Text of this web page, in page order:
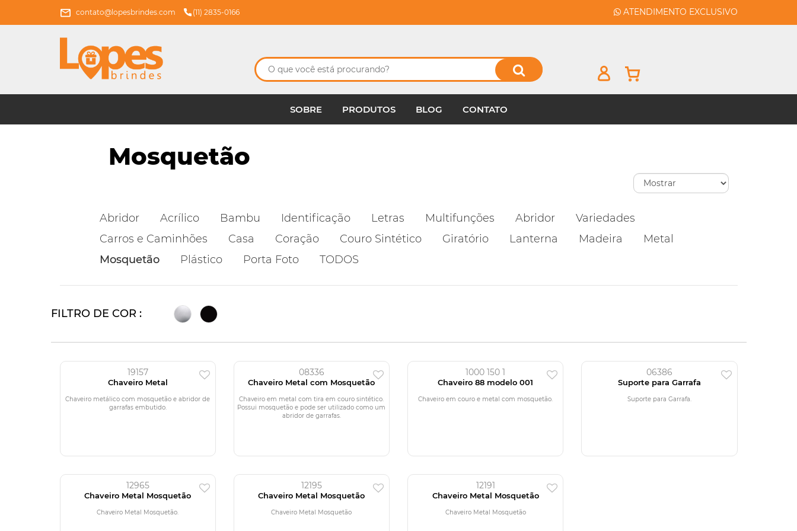
contato@lopesbrindes.com (11) 2835-0166 ATENDIMENTO EXCLUSIVO
SOBRE PRODUTOS BLOG CONTATO
Mosquetão
Abridor Acrílico Bambu Identificação Letras Multifunções Abridor
Variedades
Carros e Caminhões
Casa Coração Couro Sintético Giratório Lanterna Madeira
Metal
Mosquetão
Plástico Porta Foto TODOS
FILTRO DE COR :
19157
Chaveiro Metal
Chaveiro metálico com mosquetão e abridor de
garrafas embutido.
08336
Chaveiro Metal com Mosquetão
Chaveiro em metal com tira em couro sintético.
Possui mosquetão e pode ser utilizado como um
abridor de garrafas.
1000 150 1
Chaveiro 88 modelo 001
Chaveiro em couro e metal com mosquetão.
06386
Suporte para Garrafa
Suporte para Garrafa.
12965
Chaveiro Metal Mosquetão
Chaveiro Metal Mosquetão.
12195
Chaveiro Metal Mosquetão
Chaveiro Metal Mosquetão
12191
Chaveiro Metal Mosquetão
Chaveiro Metal Mosquetão